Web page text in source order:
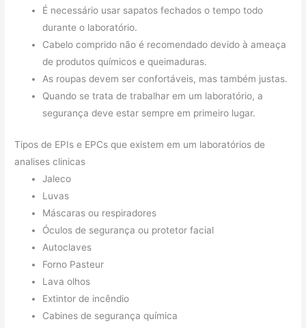
É necessário usar sapatos fechados o tempo todo
durante o laboratório.
Cabelo comprido não é recomendado devido à ameaça
de produtos químicos e queimaduras.
As roupas devem ser confortáveis, mas também justas.
Quando se trata de trabalhar em um laboratório, a
segurança deve estar sempre em primeiro lugar.
Tipos de EPIs e EPCs que existem em um laboratórios de
analises clinicas
Jaleco
Luvas
Máscaras ou respiradores
Óculos de segurança ou protetor facial
Autoclaves
Forno Pasteur
Lava olhos
Extintor de incêndio
Cabines de segurança química